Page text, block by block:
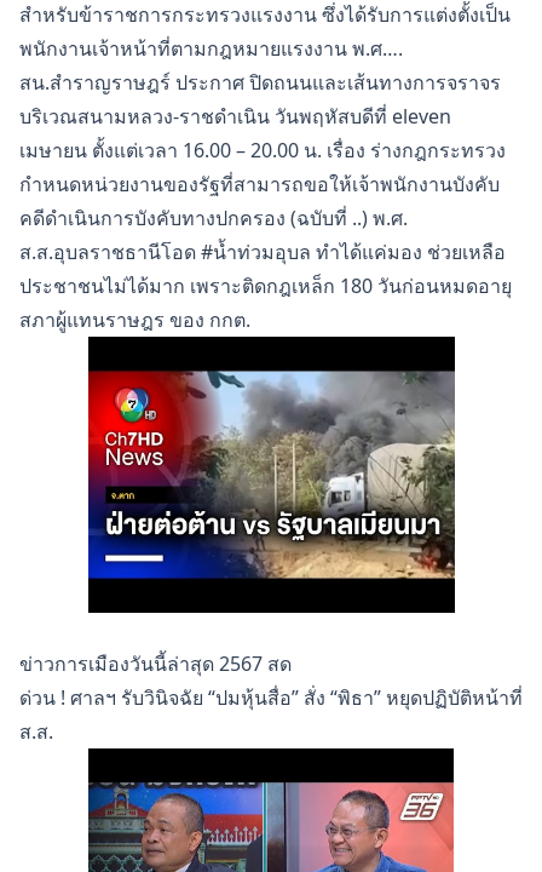
สำหรับข้าราชการกระทรวงแรงงาน ซึ่งได้รับการแต่งตั้งเป็น
พนักงานเจ้าหน้าที่ตามกฎหมายแรงงาน พ.ศ….
สน.สำราญราษฎร์ ประกาศ ปิดถนนและเส้นทางการจราจร
บริเวณสนามหลวง-ราชดำเนิน วันพฤหัสบดีที่ eleven
เมษายน ตั้งแต่เวลา 16.00 – 20.00 น. เรื่อง ร่างกฎกระทรวง
กำหนดหน่วยงานของรัฐที่สามารถขอให้เจ้าพนักงานบังคับ
คดีดำเนินการบังคับทางปกครอง (ฉบับที่ ..) พ.ศ.
ส.ส.อุบลราชธานีโอด #น้ำท่วมอุบล ทำได้แค่มอง ช่วยเหลือ
ประชาชนไม่ได้มาก เพราะติดกฎเหล็ก 180 วันก่อนหมดอายุ
สภาผู้แทนราษฎร ของ กกต.
ข่าวการเมืองวันนี้ล่าสุด 2567 สด
ด่วน ! ศาลฯ รับวินิจฉัย “ปมหุ้นสื่อ” สั่ง “พิธา” หยุดปฏิบัติหน้าที่
ส.ส.